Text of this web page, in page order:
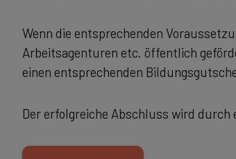
Wenn die entsprechenden
Arbeitsagenturen etc. öffentlich
einen entsprechenden
Der erfolgreiche Abschluss wird durch